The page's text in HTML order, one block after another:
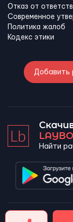
Отказ от
Современное
Политика жалоб
Кодекс этики
Добавить
Найти